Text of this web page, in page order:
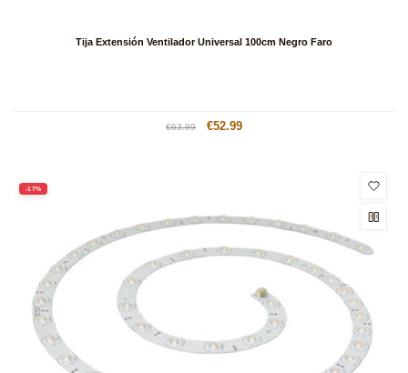
Tija Extensión Ventilador Universal 100cm Negro Faro
Precio
€63.99
Precio
€52.99
-17%